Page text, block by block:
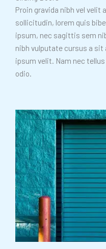
Proin gravida nibh vel velit
sollicitudin, lorem quis
ipsum, nec sagittis sem
nibh vulputate cursus a
ipsum velit. Nam nec
odio.